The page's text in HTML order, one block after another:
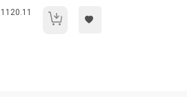
libro:
L'analisi dei reticoli